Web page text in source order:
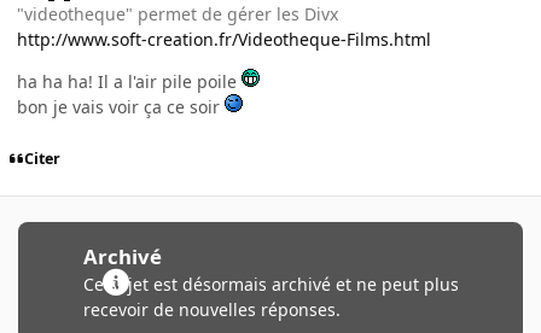
"videotheque" permet de gérer les Divx
http://www.soft-creation.fr/Videotheque-Films.html
ha ha ha! Il a l'air pile poile
bon je vais voir ça ce soir
Citer
Archivé
Ce sujet est désormais archivé et ne peut plus
recevoir de nouvelles réponses.